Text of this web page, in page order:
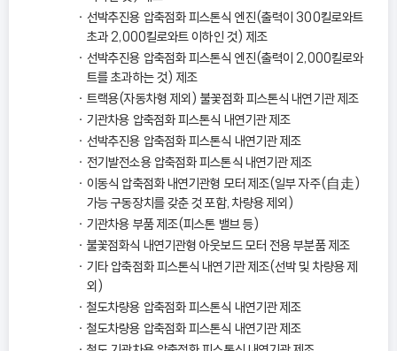
선박추진용 압축점화 피스톤식 엔진(출력이 300킬로와트
초과 2,000킬로와트 이하인 것) 제조
선박추진용 압축점화 피스톤식 엔진(출력이 2,000킬로와
트를 초과하는 것) 제조
트랙용(자동차형 제외) 불꽃점화 피스톤식 내연기관 제조
기관차용 압축점화 피스톤식 내연기관 제조
선박추진용 압축점화 피스톤식 내연기관 제조
전기발전소용 압축점화 피스톤식 내연기관 제조
이동식 압축점화 내연기관형 모터 제조(일부 자주(自走)
가능 구동장치를 갖춘 것 포함, 차량용 제외)
기관차용 부품 제조(피스톤 밸브 등)
불꽃점화식 내연기관형 아웃보드 모터 전용 부분품 제조
기타 압축점화 피스톤식 내연기관 제조(선박 및 차량용 제
외)
철도차량용 압축점화 피스톤식 내연기관 제조
철도차량용 압축점화 피스톤식 내연기관 제조